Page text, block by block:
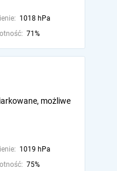
1018 hPa
71%
możliwe
1019 hPa
75%